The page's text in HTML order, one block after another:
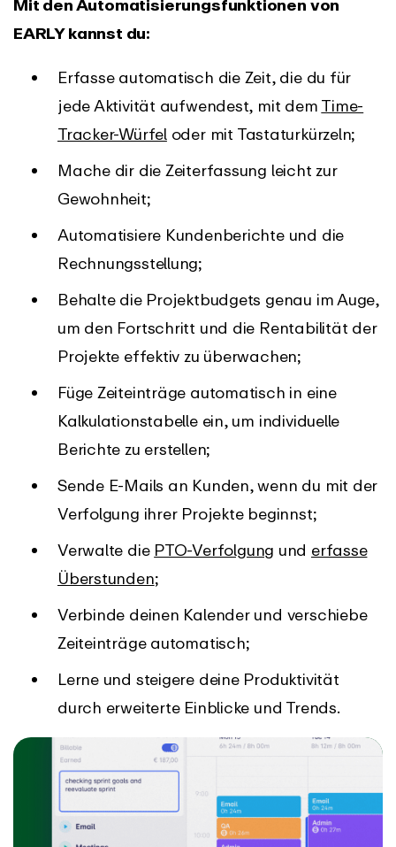
Mit den Automatisierungsfunktionen von
EARLY kannst du:
Erfasse automatisch die Zeit, die du für
jede Aktivität aufwendest, mit dem Time-
Tracker-Würfeloder mit Tastaturkürzeln;
Mache dir die Zeiterfassung leicht zur
Gewohnheit;
Automatisiere Kundenberichte und die
Rechnungsstellung;
Behalte die Projektbudgets genau im Auge,
um den Fortschritt und die Rentabilität der
Projekte effektiv zu überwachen;
Füge Zeiteinträge automatisch in eine
Kalkulationstabelle ein, um individuelle
Berichte zu erstellen;
Sende E-Mails an Kunden, wenn du mit der
Verfolgung ihrer Projekte beginnst;
Verwalte die PTO-Verfolgung und erfasse
Überstunden;
Verbinde deinen Kalender und verschiebe
Zeiteinträge automatisch;
Lerne und steigere deine Produktivität
durch erweiterte Einblicke und Trends.